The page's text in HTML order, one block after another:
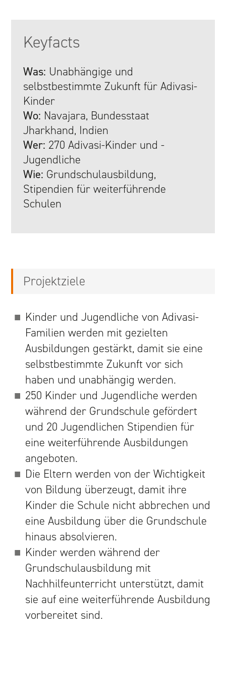
PROJEKTE UND INSTITUTIONEN
TEAM
UNTERSTÜTZEN
ALS PRIVATPERSON
ALS STIFTUNG
ALS UNTERNEHMEN
Keyfacts
Was: Unabhängige und
selbstbestimmte Zukunft für Adivasi-
Kinder
Wo: Navajara, Bundesstaat
Jharkhand, Indien
Wer: 270 Adivasi-Kinder und -
Jugendliche
Wie: Grundschulausbildung,
Stipendien für weiterführende
Schulen
Projektziele
Kinder und Jugendliche von Adivasi-
Familien werden mit gezielten
Ausbildungen gestärkt, damit sie eine
selbstbestimmte Zukunft vor sich
haben und unabhängig werden.
250 Kinder und Jugendliche werden
während der Grundschule gefördert
und 20 Jugendlichen Stipendien für
eine weiterführende Ausbildungen
angeboten.
Die Eltern werden von der Wichtigkeit
von Bildung überzeugt, damit ihre
Kinder die Schule nicht abbrechen und
eine Ausbildung über die Grundschule
hinaus absolvieren.
Kinder werden während der
Grundschulausbildung mit
Nachhilfeunterricht unterstützt, damit
sie auf eine weiterführende Ausbildung
vorbereitet sind.